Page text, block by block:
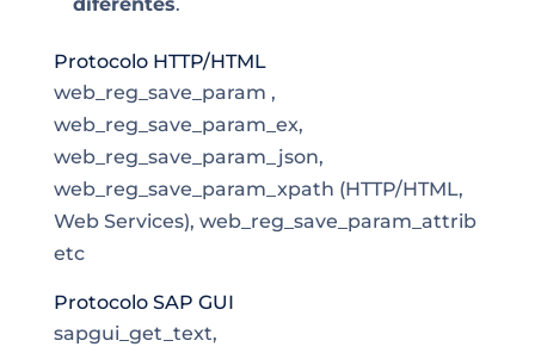
diferentes.
Protocolo HTTP/HTML
web_reg_save_param ,
web_reg_save_param_ex,
web_reg_save_param_json,
web_reg_save_param_xpath (HTTP/HTML,
Web Services), web_reg_save_param_attrib
etc
Protocolo SAP GUI
sapgui_get_text,